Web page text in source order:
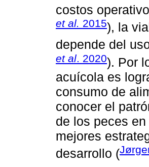
costos
et al. 2015), la
depende del
et al. 2020). Por
acuícola es
consumo de
conocer el
de los peces
mejores
desarrollo (